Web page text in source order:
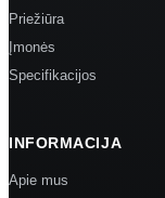
Priežiūra
Įmonės
Specifikacijos
INFORMACIJA
Apie mus